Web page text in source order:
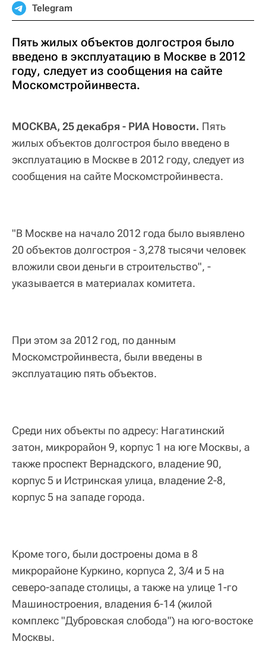
Telegram
Пять жилых объектов долгостроя было
введено в эксплуатацию в Москве в 2012
году, следует из сообщения на сайте
Москомстройинвеста.
МОСКВА, 25 декабря - РИА Новости. Пять
жилых объектов долгостроя было введено в
эксплуатацию в Москве в 2012 году, следует из
сообщения на сайте Москомстройинвеста.
"В Москве на начало 2012 года было выявлено
20 объектов долгостроя - 3,278 тысячи человек
вложили свои деньги в строительство", -
указывается в материалах комитета.
При этом за 2012 год, по данным
Москомстройинвеста, были введены в
эксплуатацию пять объектов.
Среди них объекты по адресу: Нагатинский
затон, микрорайон 9, корпус 1 на юге Москвы, а
также проспект Вернадского, владение 90,
корпус 5 и Истринская улица, владение 2-8,
корпус 5 на западе города.
Кроме того, были достроены дома в 8
микрорайоне Куркино, корпуса 2, 3/4 и 5 на
северо-западе столицы, а также на улице 1-го
Машиностроения, владения 6-14 (жилой
комплекс "Дубровская слобода") на юго-востоке
Москвы.